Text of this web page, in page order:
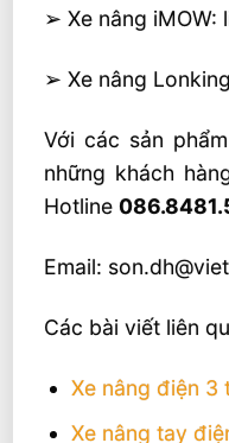
➢ Xe nâng iMOW:
➢ Xe nâng
Với các sản
những khách
Hotline
Email:
Các bài viết liên
Xe nâng điện 3
Xe nâng tay